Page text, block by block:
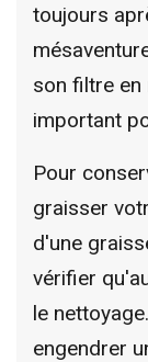
toujours
son filtre en
important
Pour
graisser
d'une
vérifier
le
engendrer